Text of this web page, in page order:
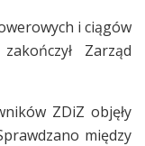
i ciągów
Zarząd
ZDiZ objęły
między